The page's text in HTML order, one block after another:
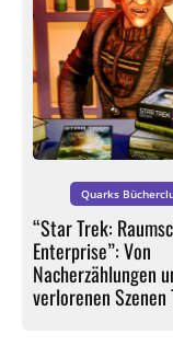
Quarks
“Star Trek:
Enterprise”: Von
Nacherzählungen
verlorenen Szenen